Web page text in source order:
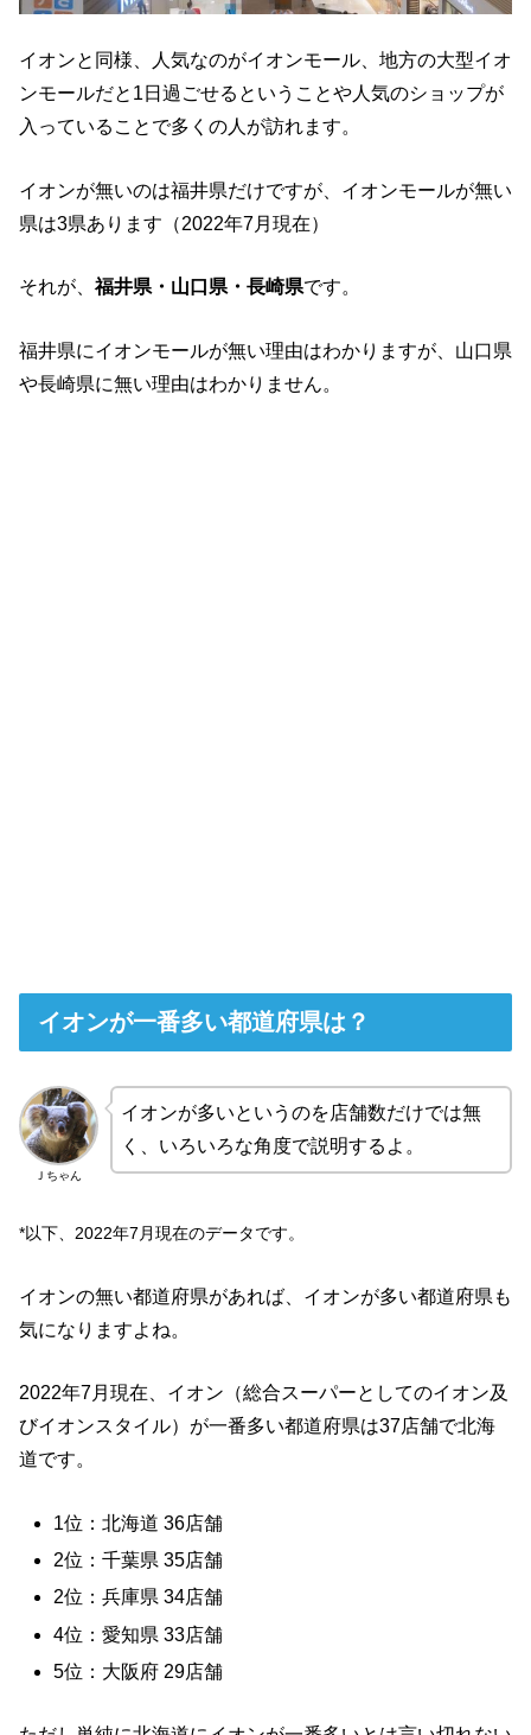
イオンと同様、人気なのがイオンモール、地方の大型イオ
ンモールだと1日過ごせるということや人気のショップが
入っていることで多くの人が訪れます。
イオンが無いのは福井県だけですが、イオンモールが無い
県は3県あります（2022年7月現在）
それが、福井県・山口県・長崎県です。
福井県にイオンモールが無い理由はわかりますが、山口県
や長崎県に無い理由はわかりません。
イオンが一番多い都道府県は？
Ｊちゃん
イオンが多いというのを店舗数だけでは無
く、いろいろな角度で説明するよ。
*以下、2022年7月現在のデータです。
イオンの無い都道府県があれば、イオンが多い都道府県も
気になりますよね。
2022年7月現在、イオン（総合スーパーとしてのイオン及
びイオンスタイル）が一番多い都道府県は37店舗で北海
道です。
1位：北海道 36店舗
2位：千葉県 35店舗
2位：兵庫県 34店舗
4位：愛知県 33店舗
5位：大阪府 29店舗